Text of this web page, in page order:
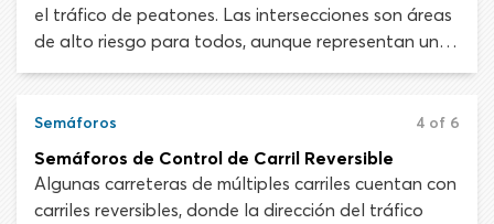
el tráfico de peatones. Las intersecciones son áreas
de alto riesgo para todos, aunque representan un
peligro significativo para las personas que buscan
intersección de cruce peatonal se DEBEN obedecer,
ya que los automovilistas no estarán preparados
para personas que salgan a la calle con una señal
de “DON’T WALK”.
Semáforos 4 of 6
Semáforos de Control de Carril Reversible
Algunas carreteras de múltiples carriles cuentan con
carriles reversibles, donde la dirección del tráfico